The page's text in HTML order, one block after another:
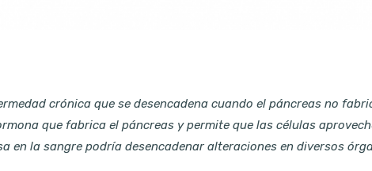
crónica que se desencadena cuando el páncreas no
que fabrica el páncreas y permite que las células
en la sangre podría desencadenar alteraciones en diversos